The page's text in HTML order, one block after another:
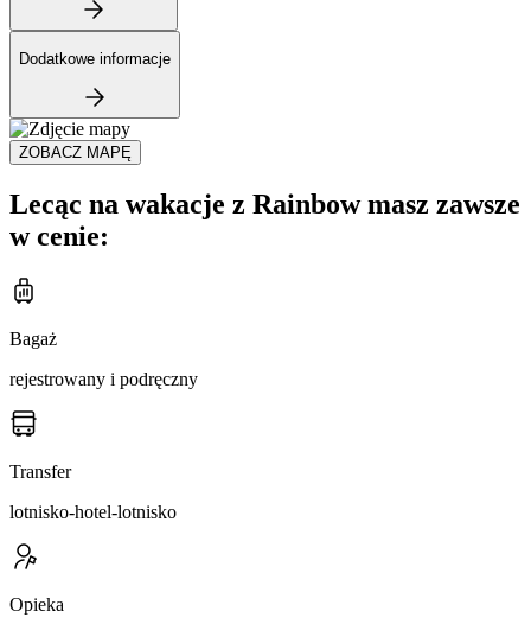
Dodatkowe informacje
ZOBACZ MAPĘ
Lecąc na wakacje z Rainbow masz zawsze
w cenie:
Bagaż
rejestrowany i podręczny
Transfer
lotnisko-hotel-lotnisko
Opieka